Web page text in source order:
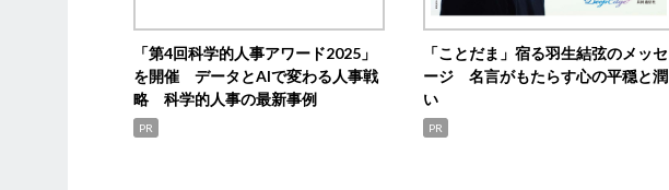
「第4回科学的人事アワード2025」
を開催 データとAIで変わる人事戦
略 科学的人事の最新事例
PR
「ことだま」宿る羽生結弦のメッセ
ージ 名言がもたらす心の平穏と潤
い
PR